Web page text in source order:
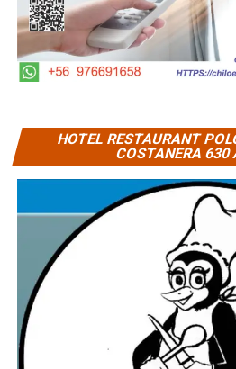
HOTEL RESTAURANT
COSTANERA 630